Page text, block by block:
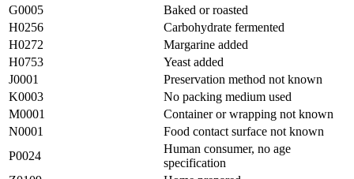
G0005
Baked or roasted
H0256
Carbohydrate fermented
H0272
Margarine added
H0753
Yeast added
J0001
Preservation method not known
K0003
No packing medium used
M0001
Container or wrapping not known
N0001
Food contact surface not known
P0024
Human consumer, no age
specification